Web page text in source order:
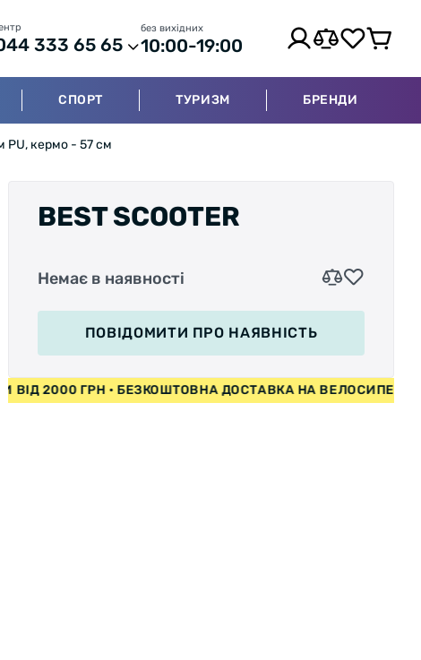
333 65 65
без вихідних
10:00-19:00
СПОРТ ТУРИЗМ БРЕНДИ
PU, кермо - 57 см
BEST SCOOTER
Немає в наявності
ПОВІДОМИТИ ПРО НАЯВНІСТЬ
ВІД 2000 ГРН • БЕЗКОШТОВНА ДОСТАВКА НА